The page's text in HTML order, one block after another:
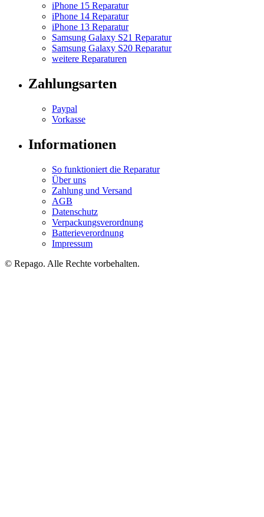
iPhone 15 Reparatur
iPhone 14 Reparatur
iPhone 13 Reparatur
Samsung Galaxy S21 Reparatur
Samsung Galaxy S20 Reparatur
weitere Reparaturen
Zahlungsarten
Paypal
Vorkasse
Informationen
So funktioniert die Reparatur
Über uns
Zahlung und Versand
AGB
Datenschutz
Verpackungsverordnung
Batterieverordnung
Impressum
© Repago. Alle Rechte vorbehalten.